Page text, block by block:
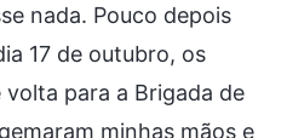
nada. Pouco depois
17 de outubro, os
para a Brigada de
minhas mãos e